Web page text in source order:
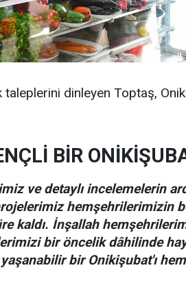
dinleyen Toptaş,
BİR
ve detaylı incelemelerin
hemşehrilerimizin
kaldı. İnşallah
bir öncelik dâhilinde
yaşanabilir bir Onikişubat'ı